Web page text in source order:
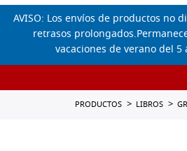
AVISO: Los envíos de productos no
retrasos
vacaciones de verano del 5
PRODUCTOS LIBROS